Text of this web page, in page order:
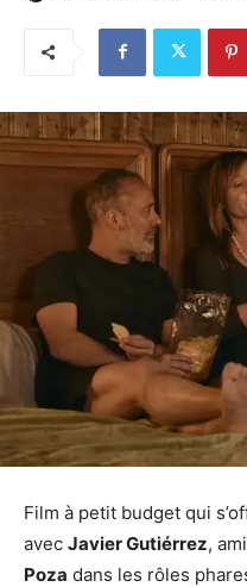
Film à petit budget qui
avec Javier Gutiérrez,
Poza dans les rôles